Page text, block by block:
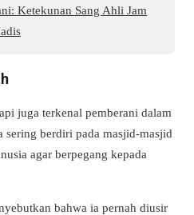
Ketekunan Sang Ahli Jam
juga terkenal pemberani dalam
sering berdiri pada masjid-masjid
agar berpegang kepada
bahwa ia pernah diusir